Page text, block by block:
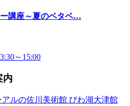
講座～夏のベタベ…
～15:00
内